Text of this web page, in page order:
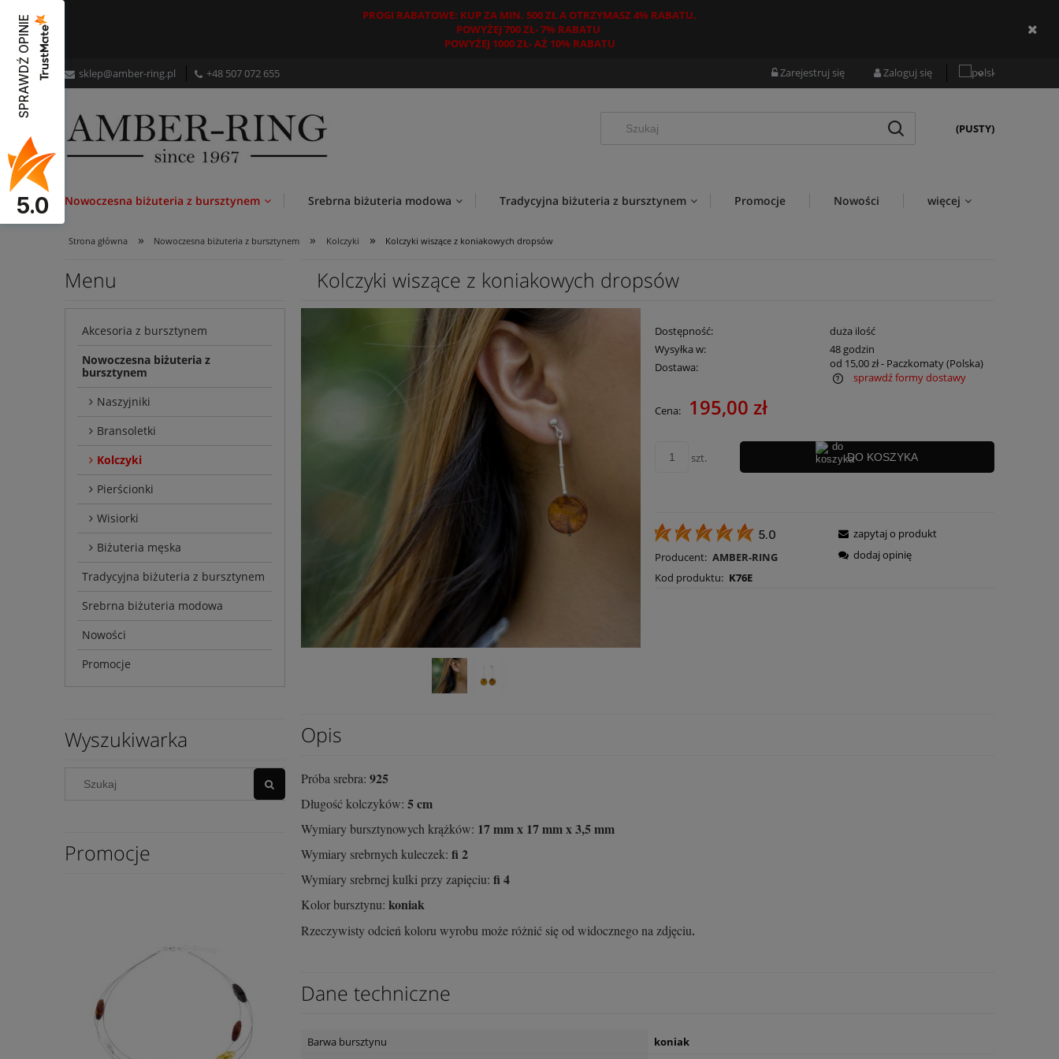
PROGI RABATOWE: KUP ZA MIN. 500 ZŁ A OTRZYMASZ 4% RABATU,
POWYŻEJ 700 ZŁ- 7% RABATU
POWYŻEJ 1000 ZŁ- AŻ 10% RABATU
sklep@amber-ring.pl +48 507 072 655 Zarejestruj się Zaloguj się
(PUSTY)
Nowoczesna biżuteria z bursztynem Srebrna biżuteria modowa Tradycyjna biżuteria z bursztynem Promocje Nowości więcej
Strona główna » Nowoczesna biżuteria z bursztynem » Kolczyki » Kolczyki wiszące z koniakowych dropsów
Menu
Akcesoria z bursztynem
Nowoczesna biżuteria z
bursztynem
Naszyjniki
Bransoletki
Kolczyki
Pierścionki
Wisiorki
Biżuteria męska
Tradycyjna biżuteria z bursztynem
Srebrna biżuteria modowa
Nowości
Promocje
Wyszukiwarka
Promocje
Kolczyki wiszące z koniakowych dropsów
Dostępność:
duża ilość
Wysyłka w:
48 godzin
Dostawa:
od 15,00 zł- Paczkomaty(Polska)
Cena nie zawiera ewentualnych kosztów
sprawdź formy dostawy
Cena: 195,00 zł
szt. DO KOSZYKA
5.0
Producent: AMBER-RING
Kod produktu: K76E
zapytaj o produkt
dodaj opinię
Opis
Próba srebra: 925
Długość kolczyków: 5 cm
Wymiary bursztynowych krążków: 17 mm x 17 mm x 3,5 mm
Wymiary srebrnych kuleczek: fi 2
Wymiary srebrnej kulki przy zapięciu: fi 4
Kolor bursztynu: koniak
Rzeczywisty odcień koloru wyrobu może różnić się od widocznego na zdjęciu.
Dane techniczne
Barwa bursztynu
koniak
SPRAWDŹ OPINIE
5.0